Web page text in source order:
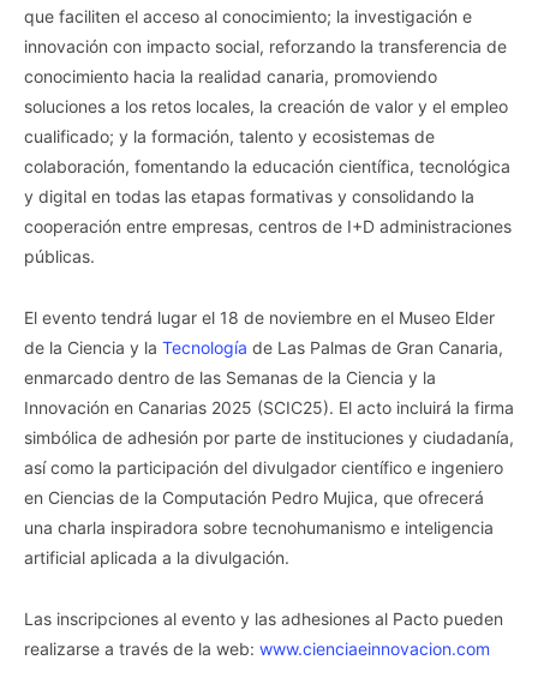
que faciliten el acceso al conocimiento; la investigación e
innovación con impacto social, reforzando la transferencia de
conocimiento hacia la realidad canaria, promoviendo
soluciones a los retos locales, la creación de valor y el empleo
cualificado; y la formación, talento y ecosistemas de
colaboración, fomentando la educación científica, tecnológica
y digital en todas las etapas formativas y consolidando la
cooperación entre empresas, centros de I+D administraciones
públicas.
El evento tendrá lugar el 18 de noviembre en el Museo Elder
de la Ciencia y la Tecnología de Las Palmas de Gran Canaria,
enmarcado dentro de las Semanas de la Ciencia y la
Innovación en Canarias 2025 (SCIC25). El acto incluirá la firma
simbólica de adhesión por parte de instituciones y ciudadanía,
así como la participación del divulgador científico e ingeniero
en Ciencias de la Computación Pedro Mujica, que ofrecerá
una charla inspiradora sobre tecnohumanismo e inteligencia
artificial aplicada a la divulgación.
Las inscripciones al evento y las adhesiones al Pacto pueden
realizarse a través de la web: www.cienciaeinnovacion.com